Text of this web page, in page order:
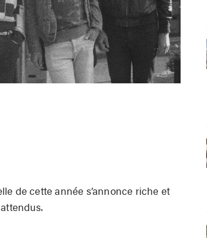
de cette année s’annonce riche et